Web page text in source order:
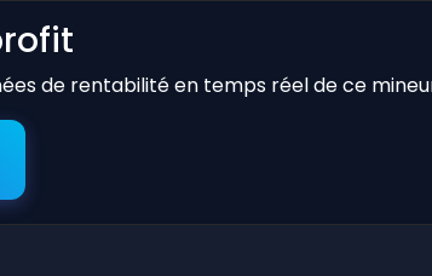
de rentabilité en temps réel de ce